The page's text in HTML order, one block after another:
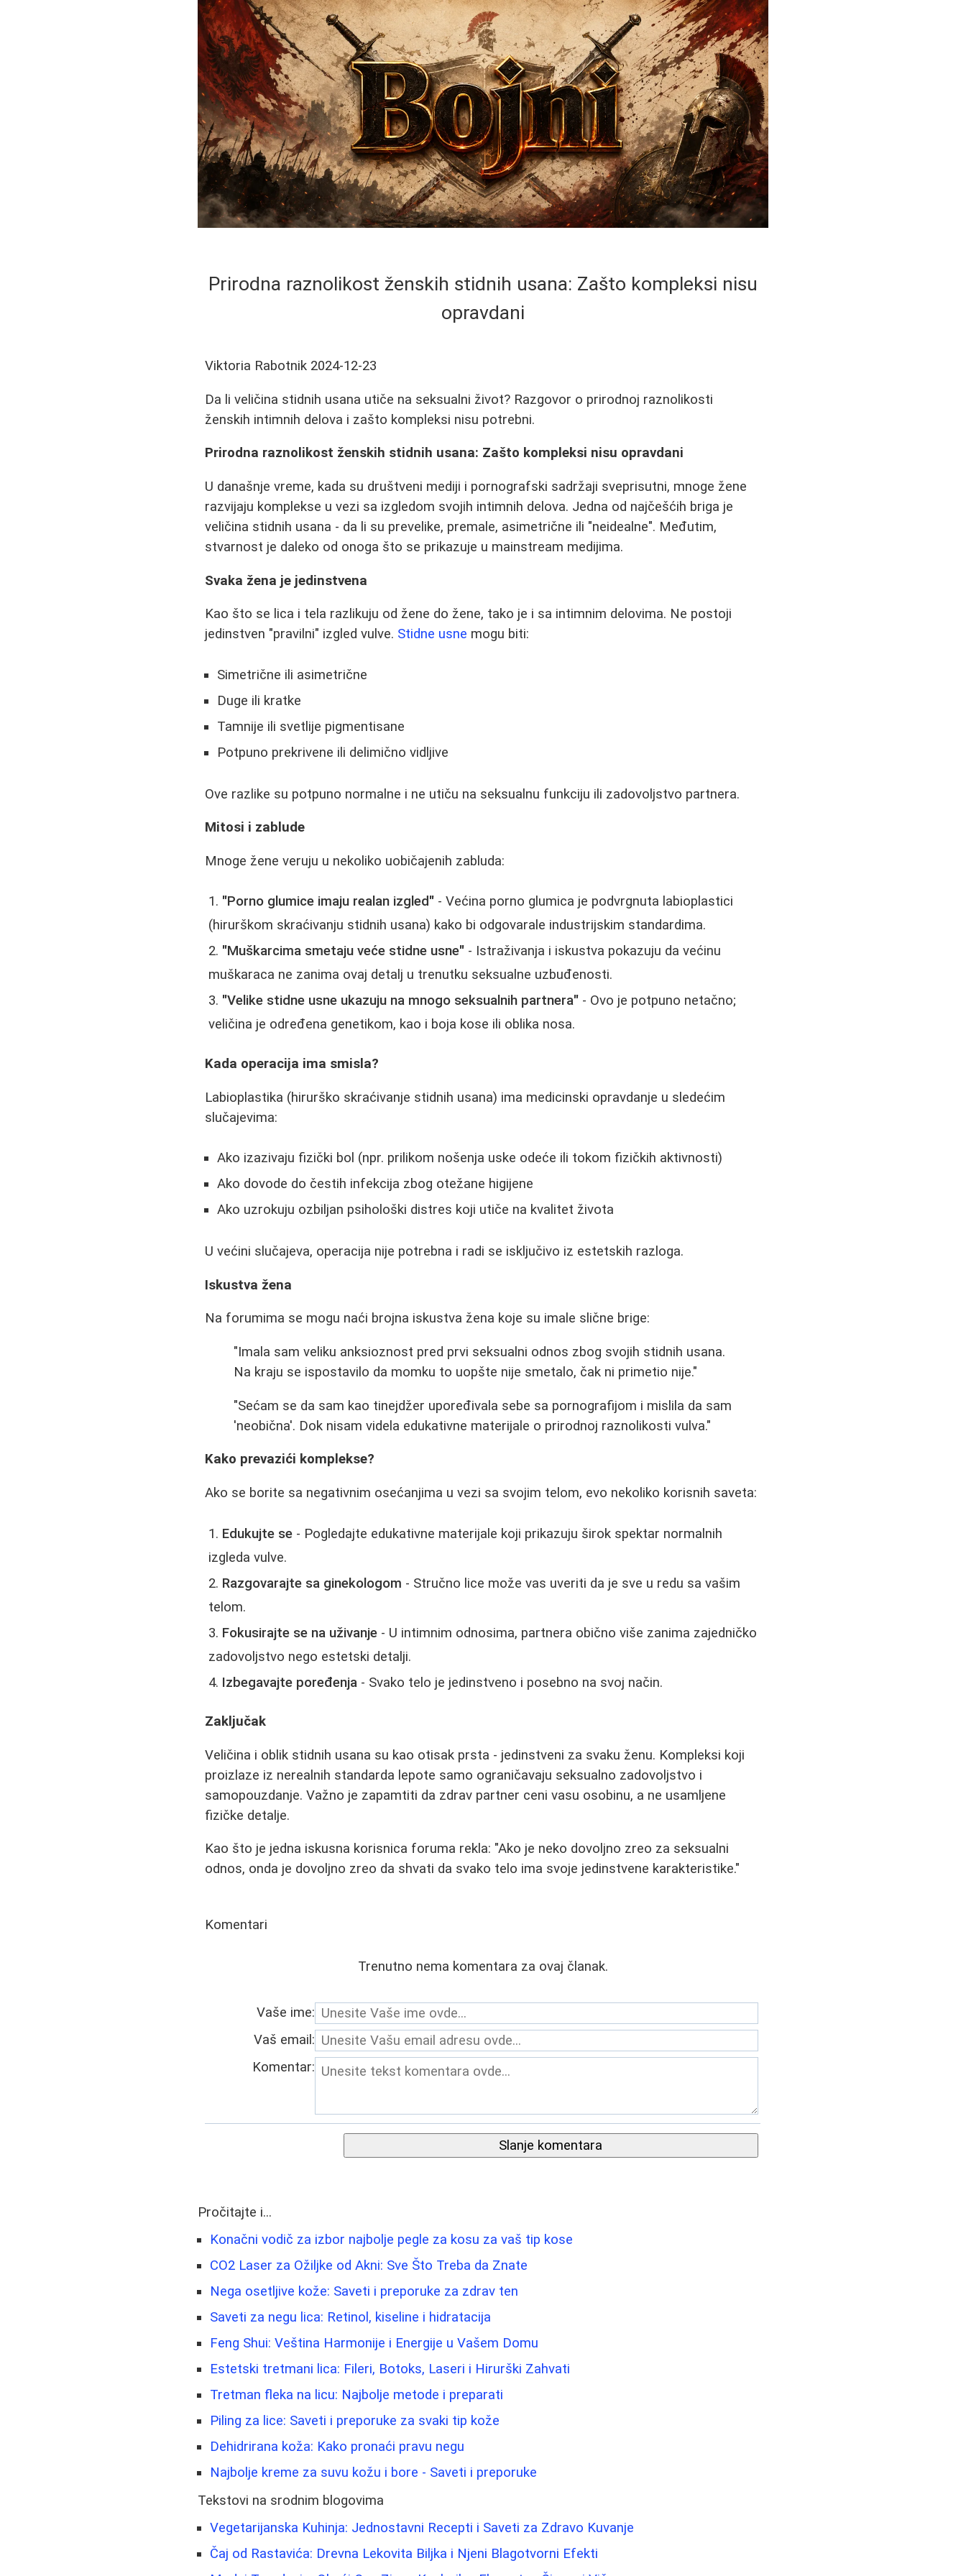
Prirodna raznolikost ženskih stidnih usana: Zašto kompleksi nisu
opravdani
Viktoria Rabotnik 2024-12-23
Da li veličina stidnih usana utiče na seksualni život? Razgovor o prirodnoj raznolikosti
ženskih intimnih delova i zašto kompleksi nisu potrebni.
Prirodna raznolikost ženskih stidnih usana: Zašto kompleksi nisu opravdani
U današnje vreme, kada su društveni mediji i pornografski sadržaji sveprisutni, mnoge žene
razvijaju komplekse u vezi sa izgledom svojih intimnih delova. Jedna od najčešćih briga je
veličina stidnih usana - da li su prevelike, premale, asimetrične ili "neidealne". Međutim,
stvarnost je daleko od onoga što se prikazuje u mainstream medijima.
Svaka žena je jedinstvena
Kao što se lica i tela razlikuju od žene do žene, tako je i sa intimnim delovima. Ne postoji
jedinstven "pravilni" izgled vulve. Stidne usne mogu biti:
Simetrične ili asimetrične
Duge ili kratke
Tamnije ili svetlije pigmentisane
Potpuno prekrivene ili delimično vidljive
Ove razlike su potpuno normalne i ne utiču na seksualnu funkciju ili zadovoljstvo partnera.
Mitosi i zablude
Mnoge žene veruju u nekoliko uobičajenih zabluda:
"Porno glumice imaju realan izgled" - Većina porno glumica je podvrgnuta labioplastici
(hirurškom skraćivanju stidnih usana) kako bi odgovarale industrijskim standardima.
"Muškarcima smetaju veće stidne usne" - Istraživanja i iskustva pokazuju da većinu
muškaraca ne zanima ovaj detalj u trenutku seksualne uzbuđenosti.
"Velike stidne usne ukazuju na mnogo seksualnih partnera" - Ovo je potpuno netačno;
veličina je određena genetikom, kao i boja kose ili oblika nosa.
Kada operacija ima smisla?
Labioplastika (hirurško skraćivanje stidnih usana) ima medicinski opravdanje u sledećim
slučajevima:
Ako izazivaju fizički bol (npr. prilikom nošenja uske odeće ili tokom fizičkih aktivnosti)
Ako dovode do čestih infekcija zbog otežane higijene
Ako uzrokuju ozbiljan psihološki distres koji utiče na kvalitet života
U većini slučajeva, operacija nije potrebna i radi se isključivo iz estetskih razloga.
Iskustva žena
Na forumima se mogu naći brojna iskustva žena koje su imale slične brige:
"Imala sam veliku anksioznost pred prvi seksualni odnos zbog svojih stidnih usana.
Na kraju se ispostavilo da momku to uopšte nije smetalo, čak ni primetio nije."
"Sećam se da sam kao tinejdžer upoređivala sebe sa pornografijom i mislila da sam
'neobična'. Dok nisam videla edukativne materijale o prirodnoj raznolikosti vulva."
Kako prevazići komplekse?
Ako se borite sa negativnim osećanjima u vezi sa svojim telom, evo nekoliko korisnih saveta:
Edukujte se - Pogledajte edukativne materijale koji prikazuju širok spektar normalnih
izgleda vulve.
Razgovarajte sa ginekologom - Stručno lice može vas uveriti da je sve u redu sa vašim
telom.
Fokusirajte se na uživanje - U intimnim odnosima, partnera obično više zanima zajedničko
zadovoljstvo nego estetski detalji.
Izbegavajte poređenja - Svako telo je jedinstveno i posebno na svoj način.
Zaključak
Veličina i oblik stidnih usana su kao otisak prsta - jedinstveni za svaku ženu. Kompleksi koji
proizlaze iz nerealnih standarda lepote samo ograničavaju seksualno zadovoljstvo i
samopouzdanje. Važno je zapamtiti da zdrav partner ceni vasu osobinu, a ne usamljene
fizičke detalje.
Kao što je jedna iskusna korisnica foruma rekla: "Ako je neko dovoljno zreo za seksualni
odnos, onda je dovoljno zreo da shvati da svako telo ima svoje jedinstvene karakteristike."
Komentari
Trenutno nema komentara za ovaj članak.
Vaše ime:
Vaš email:
Komentar:
Slanje komentara
Pročitajte i...
Konačni vodič za izbor najbolje pegle za kosu za vaš tip kose
CO2 Laser za Ožiljke od Akni: Sve Što Treba da Znate
Nega osetljive kože: Saveti i preporuke za zdrav ten
Saveti za negu lica: Retinol, kiseline i hidratacija
Feng Shui: Veština Harmonije i Energije u Vašem Domu
Estetski tretmani lica: Fileri, Botoks, Laseri i Hirurški Zahvati
Tretman fleka na licu: Najbolje metode i preparati
Piling za lice: Saveti i preporuke za svaki tip kože
Dehidrirana koža: Kako pronaći pravu negu
Najbolje kreme za suvu kožu i bore - Saveti i preporuke
Tekstovi na srodnim blogovima
Vegetarijanska Kuhinja: Jednostavni Recepti i Saveti za Zdravo Kuvanje
Čaj od Rastavića: Drevna Lekovita Biljka i Njeni Blagotvorni Efekti